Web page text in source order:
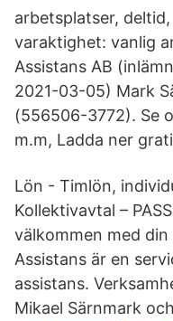
arbetsplatser,
varaktighet: vanlig
Assistans AB
2021-03-05) Mark
(556506-3772). Se
m.m, Ladda ner
Lön - Timlön,
Kollektivavtal –
välkommen med
Assistans är en
assistans.
Mikael Särnmark